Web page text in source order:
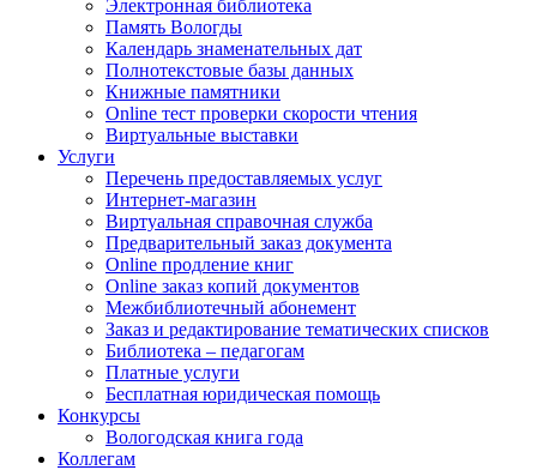
Электронная библиотека
Память Вологды
Календарь знаменательных дат
Полнотекстовые базы данных
Книжные памятники
Online тест проверки скорости чтения
Виртуальные выставки
Услуги
Перечень предоставляемых услуг
Интернет-магазин
Виртуальная справочная служба
Предварительный заказ документа
Online продление книг
Online заказ копий документов
Межбиблиотечный абонемент
Заказ и редактирование тематических списков
Библиотека – педагогам
Платные услуги
Бесплатная юридическая помощь
Конкурсы
Вологодская книга года
Коллегам